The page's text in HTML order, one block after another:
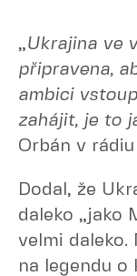
„Ukrajina ve
připravena,
ambici
zahájit, je to
Orbán v rádiu
Dodal, že
daleko „jako
velmi daleko.
na legendu o